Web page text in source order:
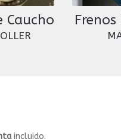
Caucho
incluido.